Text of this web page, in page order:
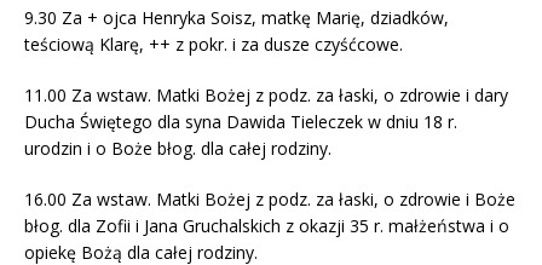
9.30 Za + ojca Henryka Soisz, matkę Marię, dziadków,
teściową Klarę, ++ z pokr. i za dusze czyśćcowe.
11.00 Za wstaw. Matki Bożej z podz. za łaski, o zdrowie i dary
Ducha Świętego dla syna Dawida Tieleczek w dniu 18 r.
urodzin i o Boże błog. dla całej rodziny.
16.00 Za wstaw. Matki Bożej z podz. za łaski, o zdrowie i Boże
błog. dla Zofii i Jana Gruchalskich z okazji 35 r. małżeństwa i o
opiekę Bożą dla całej rodziny.